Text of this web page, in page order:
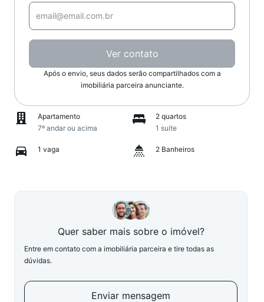
Ver contato
Após o envio, seus dados serão compartilhados com a
imobiliária parceira anunciante.
Apartamento
7º andar ou acima
2 quartos
1 suíte
1 vaga 2 Banheiros
Quer saber mais sobre o imóvel?
Entre em contato com a imobiliária parceira e tire todas as
dúvidas.
Enviar mensagem